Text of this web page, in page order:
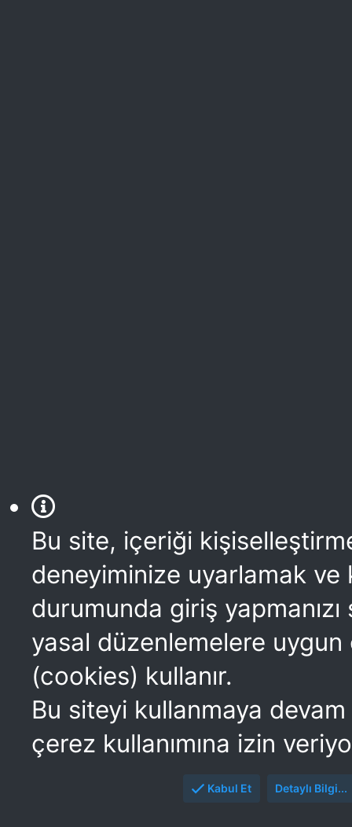
Bu site, içeriği
deneyiminize uyarlamak ve
durumunda giriş
yasal düzenlemelere
(cookies) kullanır.
Bu siteyi kullanmaya
çerez kullanımına izin
Kabul Et Detaylı Bilgi...